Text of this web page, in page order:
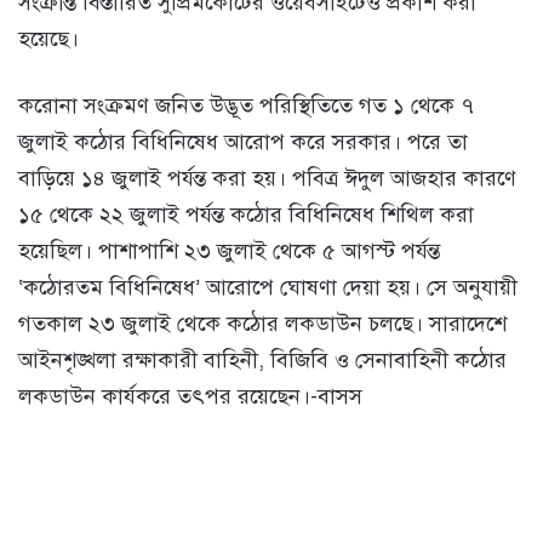
হয়েছে।
করোনা সংক্রমণ জনিত উদ্ভূত পরিস্থিতিতে গত ১ থেকে ৭
জুলাই কঠোর বিধিনিষেধ আরোপ করে সরকার। পরে তা
বাড়িয়ে ১৪ জুলাই পর্যন্ত করা হয়। পবিত্র ঈদুল আজহার কারণে
১৫ থেকে ২২ জুলাই পর্যন্ত কঠোর বিধিনিষেধ শিথিল করা
হয়েছিল। পাশাপাশি ২৩ জুলাই থেকে ৫ আগস্ট পর্যন্ত
‘কঠোরতম বিধিনিষেধ’ আরোপে ঘোষণা দেয়া হয়। সে অনুযায়ী
গতকাল ২৩ জুলাই থেকে কঠোর লকডাউন চলছে। সারাদেশে
আইনশৃঙ্খলা রক্ষাকারী বাহিনী, বিজিবি ও সেনাবাহিনী কঠোর
লকডাউন কার্যকরে তৎপর রয়েছেন।-বাসস